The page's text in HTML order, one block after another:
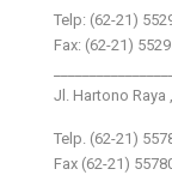
Telp: (62-21)
Fax: (62-21)
Jl. Hartono
Telp. (62-21)
Fax (62-21)